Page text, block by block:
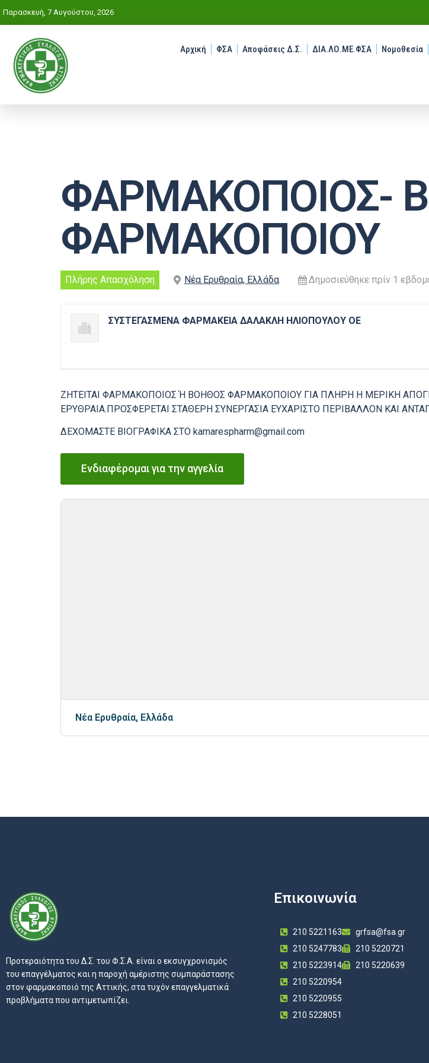
Παρασκευή, 7 Αυγούστου, 2026
Αρχική ΦΣΑ Αποφάσεις Δ.Σ. ΔΙΑ.ΛΟ.ΜΕ.ΦΣΑ Νομοθεσία
ΦΑΡΜΑΚΟΠΟΙΟΣ-
ΦΑΡΜΑΚΟΠΟΙΟΥ
Πλήρης Απασχόληση Νέα Ερυθραία, Ελλάδα Δημοσιεύθηκε πρίν 1
ΣΥΣΤΕΓΑΣΜΕΝΑ ΦΑΡΜΑΚΕΙΑ ΔΑΛΑΚΛΗ ΗΛΙΟΠΟΥΛΟΥ ΟΕ
ΖΗΤΕΙΤΑΙ ΦΑΡΜΑΚΟΠΟΙΟΣ Ή ΒΟΗΘΟΣ ΦΑΡΜΑΚΟΠΟΙΟΥ ΓΙΑ ΠΛΗΡΗ Η ΜΕΡΙΚΗ
ΕΡΥΘΡΑΙΑ.ΠΡΟΣΦΕΡΕΤΑΙ ΣΤΑΘΕΡΗ ΣΥΝΕΡΓΑΣΙΑ ΕΥΧΑΡΙΣΤΟ ΠΕΡΙΒΑΛΛΟΝ ΚΑΙ
ΔΕΧΟΜΑΣΤΕ ΒΙΟΓΡΑΦΙΚΑ ΣΤΟ kamarespharm@gmail.com
Νέα Ερυθραία, Ελλάδα
Προτεραιότητα του Δ.Σ. του Φ.Σ.Α. είναι ο εκσυγχρονισμός
του επαγγέλματος και η παροχή αμέριστης συμπαράστασης
στον φαρμακοποιό της Αττικής, στα τυχόν επαγγελματικά
προβλήματα που αντιμετωπίζει.
Επικοινωνία
210 5221163
210 5247783
210 5223914
210 5220954
210 5220955
210 5228051
grfsa@fsa.gr
210 5220721
210 5220639